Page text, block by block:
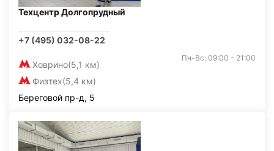
Техцентр Долгопрудный
+7 (495) 032-08-22
Ховрино(5,1 км)
Физтех(5,4 км)
Пн-Вс: 09:00 - 21:00
Береговой пр-д, 5